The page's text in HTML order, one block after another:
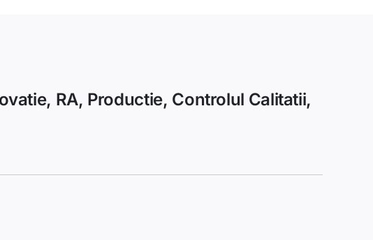
RA, Productie, Controlul Calitatii,